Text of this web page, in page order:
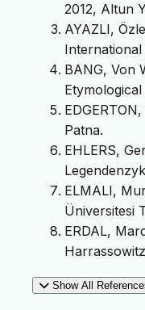
2012, Altun
AYAZLI,
BANG, Von
Patna.
EHLERS,
ELMALI,
Üniversitesi
ERDAL,
Show All